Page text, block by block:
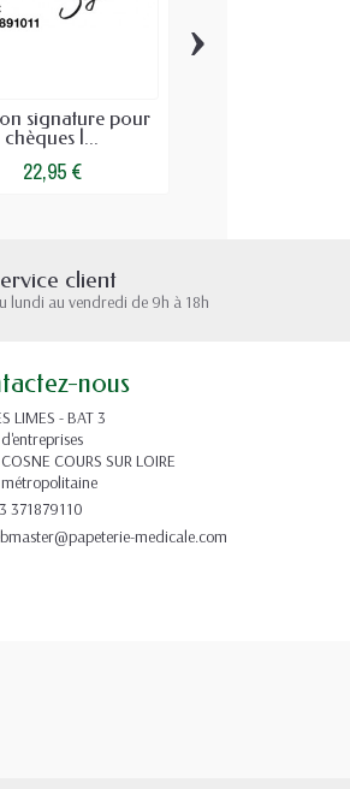
signature pour
chèques |...
22,95 €
›
client
lundi au vendredi de 9h à 18h
nous
LIMES - BAT 3
COURS SUR LOIRE
371879110
medicale.com